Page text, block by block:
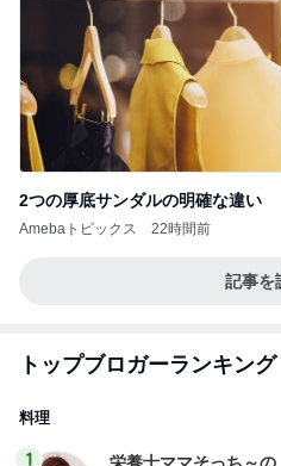
2つの厚底サンダルの明確な違い
Amebaトピックス 22時間前
記事を
トップブロガーランキング
料理
1